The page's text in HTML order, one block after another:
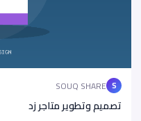
S
SOUQ SHARE
تصميم وتطوير متاجر زد